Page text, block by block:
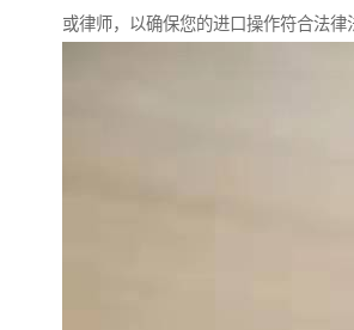
或律师，以确保您的进口操作符合法律